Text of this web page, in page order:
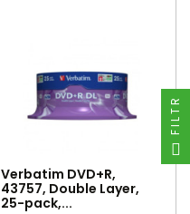
Verbatim DVD+R,
43757, Double Layer,
25-pack,...
FILTR